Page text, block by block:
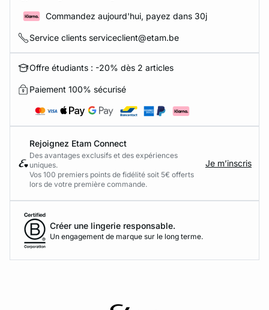
Commandez aujourd'hui, payez dans 30j
Service clients serviceclient@etam.be
Offre étudiants : -20% dès 2 articles
Paiement 100% sécurisé
Rejoignez Etam Connect
Des avantages exclusifs et des expériences
uniques.
Vos 100 premiers points de fidélité soit 5€ offerts
lors de votre première commande.​
Je m’inscris
Créer une lingerie responsable.
Un engagement de marque sur le long terme.